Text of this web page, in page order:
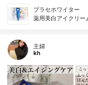
プラセホワイター
薬用美白アイクリー
主婦
kh